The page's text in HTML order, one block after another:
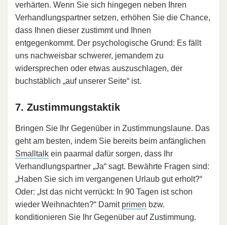
verhärten. Wenn Sie sich hingegen neben Ihren
Verhandlungspartner setzen, erhöhen Sie die Chance,
dass Ihnen dieser zustimmt und Ihnen
entgegenkommt. Der psychologische Grund: Es fällt
uns nachweisbar schwerer, jemandem zu
widersprechen oder etwas auszuschlagen, der
buchstäblich „auf unserer Seite“ ist.
7. Zustimmungstaktik
Bringen Sie Ihr Gegenüber in Zustimmungslaune. Das
geht am besten, indem Sie bereits beim anfänglichen
Smalltalk ein paarmal dafür sorgen, dass Ihr
Verhandlungspartner „Ja“ sagt. Bewährte Fragen sind:
„Haben Sie sich im vergangenen Urlaub gut erholt?“
Oder: „Ist das nicht verrückt: In 90 Tagen ist schon
wieder Weihnachten?“ Damit primen bzw.
konditionieren Sie Ihr Gegenüber auf Zustimmung.